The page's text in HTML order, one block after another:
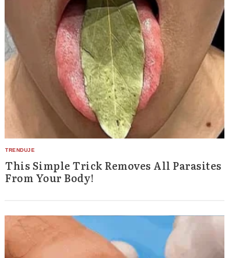
This Simple Trick Removes All Parasites
From Your Body!